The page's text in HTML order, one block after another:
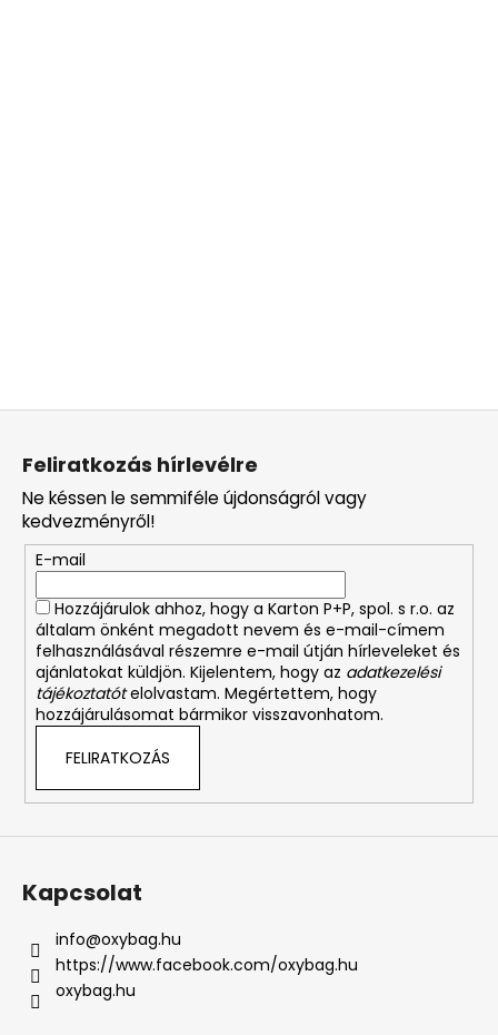
L
Feliratkozás hírlevélre
Ne késsen le semmiféle újdonságról vagy
kedvezményről!
E-mail
Hozzájárulok ahhoz, hogy a Karton P+P, spol. s r.o. az
általam önként megadott nevem és e-mail-címem
felhasználásával részemre e-mail útján hírleveleket és
ajánlatokat küldjön. Kijelentem, hogy az adatkezelési
tájékoztatótelolvastam. Megértettem, hogy
hozzájárulásomat bármikor visszavonhatom.
FELIRATKOZÁS
Kapcsolat
info@oxybag.hu
https://www.facebook.com/oxybag.hu
oxybag.hu